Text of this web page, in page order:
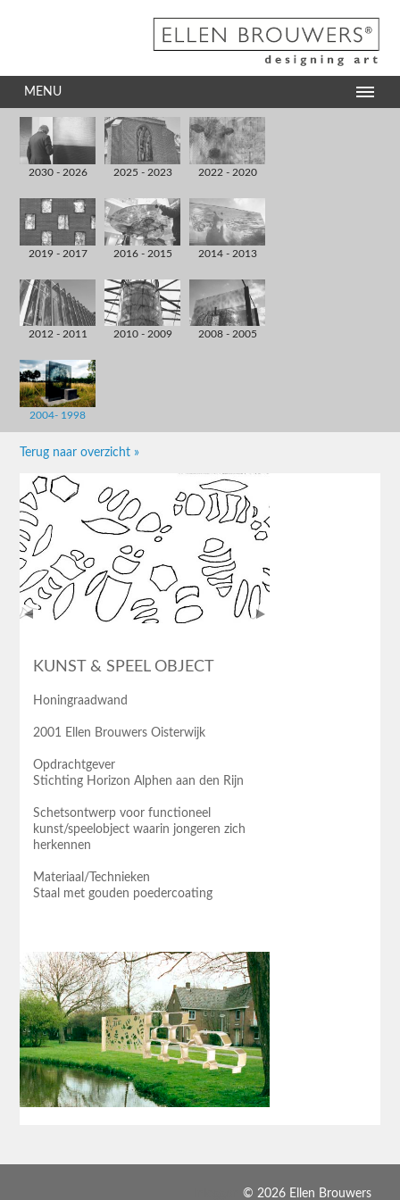
MENU
2030 - 2026 2025 - 2023 2022 - 2020
2019 - 2017 2016 - 2015 2014 - 2013
2012 - 2011 2010 - 2009 2008 - 2005
2004- 1998
Terug naar overzicht »
KUNST & SPEEL OBJECT
Honingraadwand
2001 Ellen Brouwers Oisterwijk
Opdrachtgever
Stichting Horizon Alphen aan den Rijn
Schetsontwerp voor functioneel
kunst/speelobject waarin jongeren zich
herkennen
Materiaal/Technieken
Staal met gouden poedercoating
© 2026 Ellen Brouwers